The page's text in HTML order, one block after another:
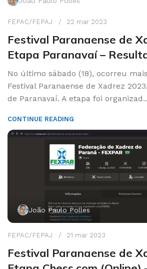
FEPAC/FEPAJ 22 mar 2023
Festival Paranaense de
Etapa Paranavaí –
No último sábado (18), ocorreu
Festival Paranaense de Xadrez
de Paranavaí. A etapa foi
CONTINUE READING
João Paulo Polles
FEPAC/FEPAJ 21 mar 2023
Festival Paranaense de